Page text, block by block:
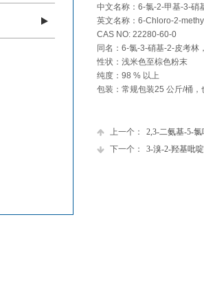
中文名称：6-氯-2-甲基-3-硝
英文名称：6-Chloro-2-
CAS NO: 22280-60-0
同名：6-氯-3-硝基-2-皮考
性状：浅米色至棕色粉末
纯度：98 % 以上
包装：常规包装25 公斤/桶
上一个：
2,3-二氨基-5-氯
下一个：
3-溴-2-羟基吡啶